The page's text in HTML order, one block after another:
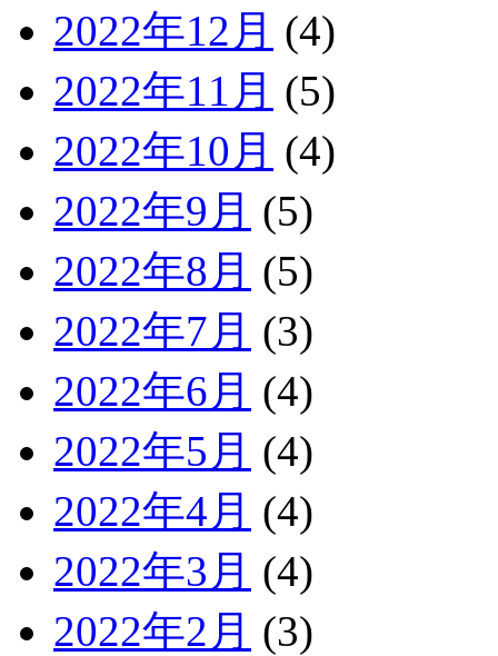
2022年12月 (4)
2022年11月 (5)
2022年10月 (4)
2022年9月 (5)
2022年8月 (5)
2022年7月 (3)
2022年6月 (4)
2022年5月 (4)
2022年4月 (4)
2022年3月 (4)
2022年2月 (3)